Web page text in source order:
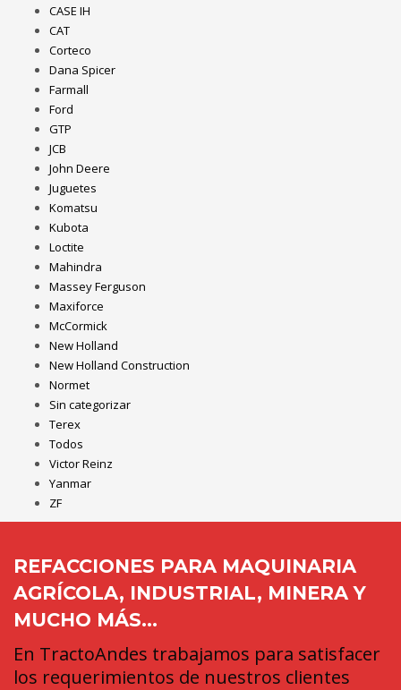
CASE IH
CAT
Corteco
Dana Spicer
Farmall
Ford
GTP
JCB
John Deere
Juguetes
Komatsu
Kubota
Loctite
Mahindra
Massey Ferguson
Maxiforce
McCormick
New Holland
New Holland Construction
Normet
Sin categorizar
Terex
Todos
Victor Reinz
Yanmar
ZF
REFACCIONES PARA MAQUINARIA
AGRÍCOLA, INDUSTRIAL, MINERA Y
MUCHO MÁS...
En TractoAndes trabajamos para satisfacer
los requerimientos de nuestros clientes